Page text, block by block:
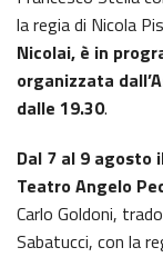
la regia di Nicola
Nicolai, è in
organizzata
dalle 19.30.
Dal 7 al 9 agosto
Teatro Angelo
Carlo Goldoni,
Sabatucci, con la